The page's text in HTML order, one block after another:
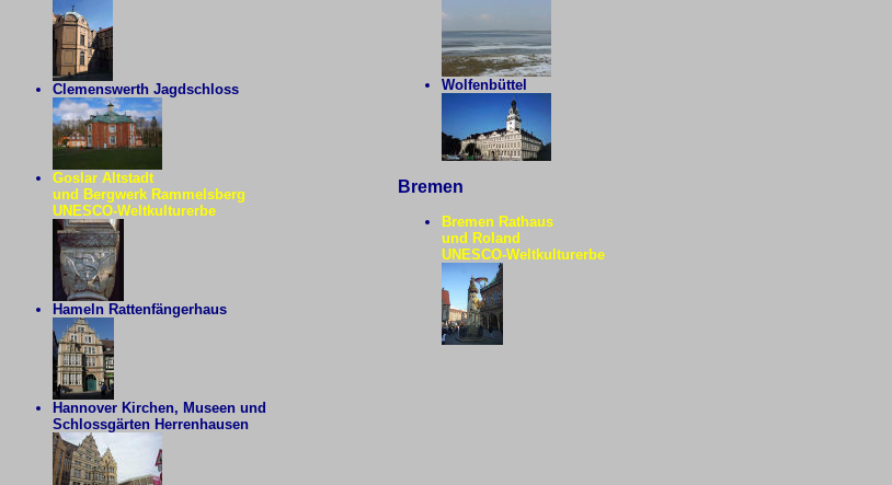
Clemenswerth Jagdschloss
Goslar Altstadt
und Bergwerk Rammelsberg
UNESCO-Weltkulturerbe
Hameln Rattenfängerhaus
Hannover Kirchen, Museen und
Schlossgärten Herrenhausen
Wolfenbüttel
Bremen
Bremen Rathaus
und Roland
UNESCO-Weltkulturerbe